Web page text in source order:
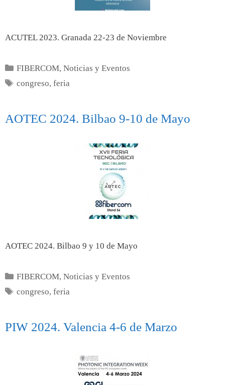
ACUTEL 2023. Granada 22-23 de Noviembre
FIBERCOM,Noticias y Eventos
congreso,feria
AOTEC 2024. Bilbao 9-10 de Mayo
AOTEC 2024. Bilbao 9 y 10 de Mayo
FIBERCOM,Noticias y Eventos
congreso,feria
PIW 2024. Valencia 4-6 de Marzo